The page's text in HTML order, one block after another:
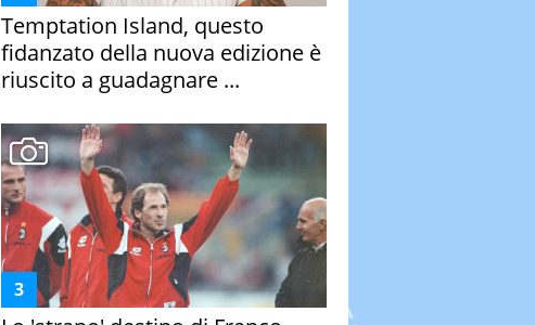
Temptation Island, questo
fidanzato della nuova edizione è
riuscito a guadagnare ...